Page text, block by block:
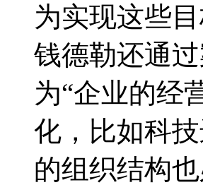
为实现这些
钱德勒还通
为“企业的经
化，比如科
的组织结构